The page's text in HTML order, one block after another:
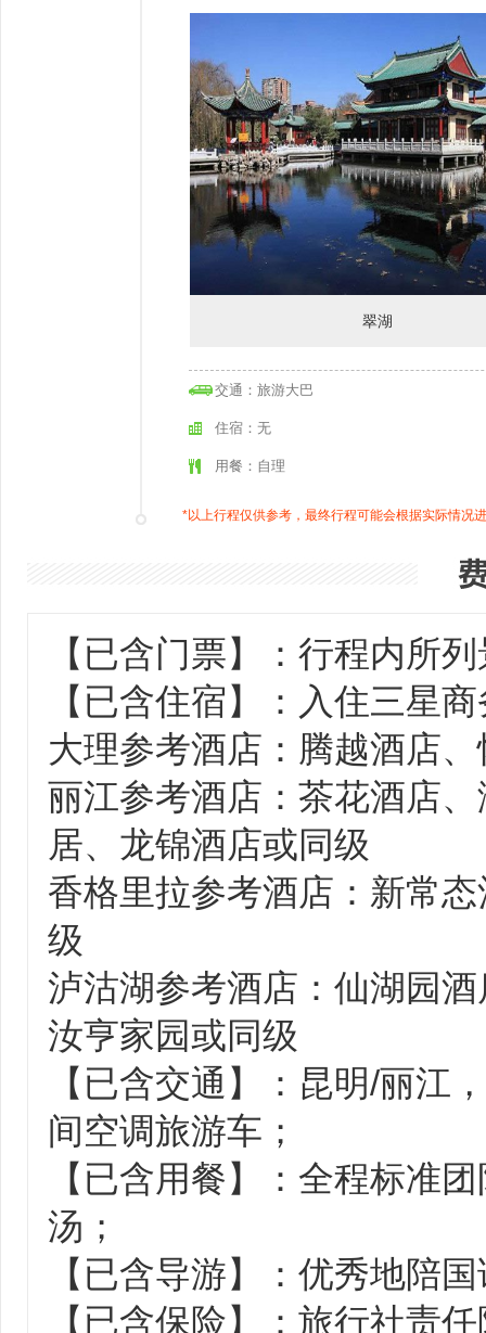
翠湖
交通：旅游大巴
住宿：无
用餐：自理
*以上行程仅供参考，最终行程可能会根据实际情况
【已含门票】：行程内所
【已含住宿】：入住三星
大理参考酒店：腾越酒店
丽江参考酒店：茶花酒店
居、龙锦酒店或同级
香格里拉参考酒店：新常
级
泸沽湖参考酒店：仙湖园
汝亨家园或同级
【已含交通】：昆明/丽江
间空调旅游车；
【已含用餐】：全程标准
汤；
【已含导游】：优秀地陪
【已含保险】：旅行社责